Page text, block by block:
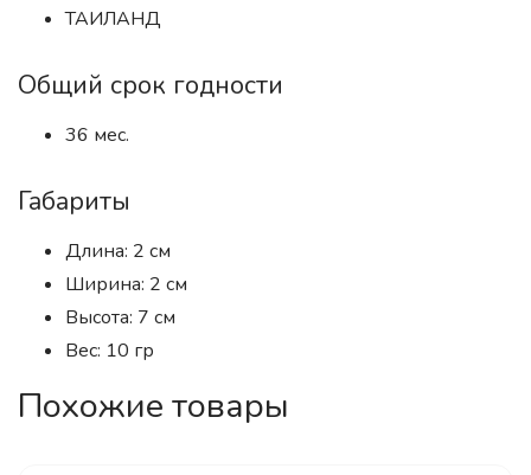
ТАИЛАНД
Общий срок годности
36 мес.
Габариты
Длина: 2 см
Ширина: 2 см
Высота: 7 см
Вес: 10 гр
Похожие товары